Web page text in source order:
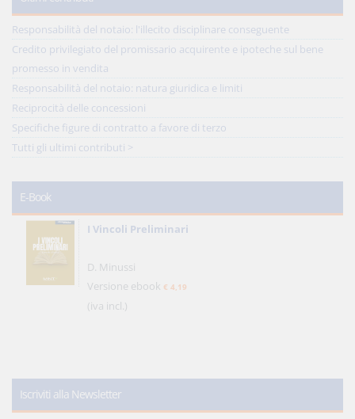
Responsabilità del notaio: l'illecito disciplinare conseguente
Credito privilegiato del promissario acquirente e ipoteche sul bene
promesso in vendita
Responsabilità del notaio: natura giuridica e limiti
Reciprocità delle concessioni
Specifiche figure di contratto a favore di terzo
Tutti gli ultimi contributi >
E-Book
I Vincoli Preliminari
D. Minussi
Versione ebook € 4,19
(iva incl.)
Iscriviti alla Newsletter